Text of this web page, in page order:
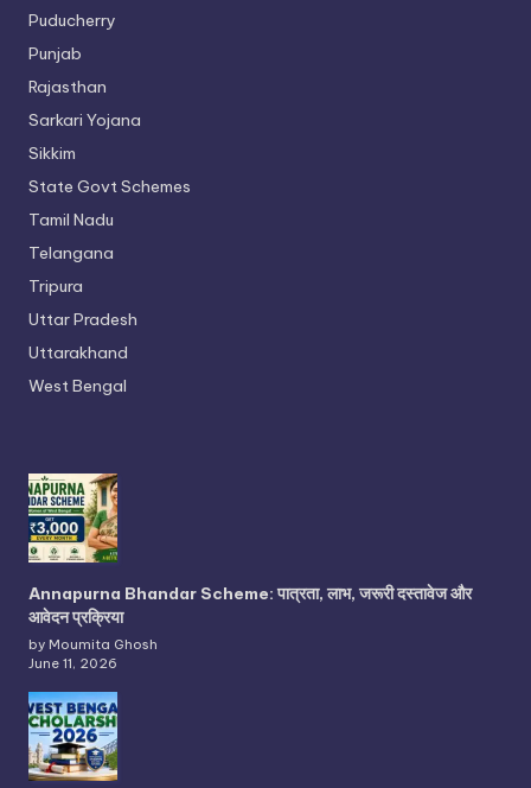
Puducherry
Punjab
Rajasthan
Sarkari Yojana
Sikkim
State Govt Schemes
Tamil Nadu
Telangana
Tripura
Uttar Pradesh
Uttarakhand
West Bengal
Annapurna Bhandar Scheme: पात्रता, लाभ, जरूरी दस्तावेज और
आवेदन प्रक्रिया
by Moumita Ghosh
June 11, 2026